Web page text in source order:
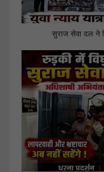
सुराज सेवा दल ने